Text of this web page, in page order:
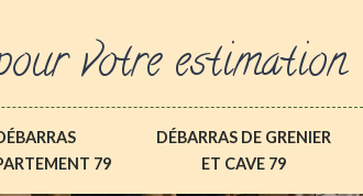
votre estimation
79
DÉBARRAS DE GRENIER
ET CAVE 79